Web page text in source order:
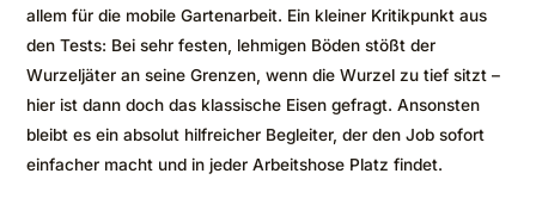
allem für die mobile Gartenarbeit. Ein kleiner Kritikpunkt aus
den Tests: Bei sehr festen, lehmigen Böden stößt der
Wurzeljäter an seine Grenzen, wenn die Wurzel zu tief sitzt –
hier ist dann doch das klassische Eisen gefragt. Ansonsten
bleibt es ein absolut hilfreicher Begleiter, der den Job sofort
einfacher macht und in jeder Arbeitshose Platz findet.